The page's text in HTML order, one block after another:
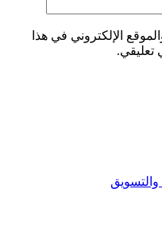
الإلكتروني في هذا
تعليقي.